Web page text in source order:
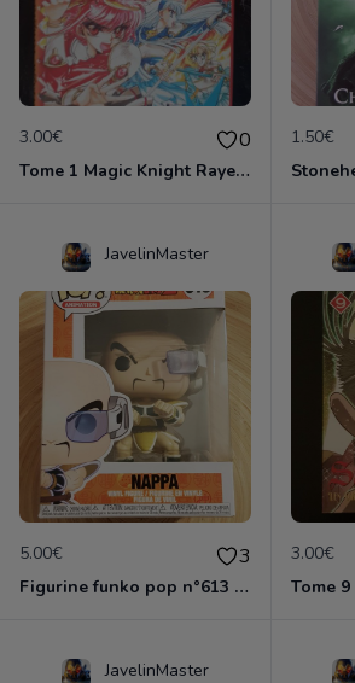
3.00€ 0
Tome 1 Magic Knight Rayearth
1.50€
JavelinMaster
5.00€ 3
Figurine funko pop n°613 - Dragon ball z - Nappa
3.00€
JavelinMaster